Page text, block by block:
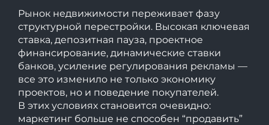
Рынок недвижимости переживает фазу
структурной перестройки. Высокая ключевая
ставка, депозитная пауза, проектное
финансирование, динамические ставки
банков, усиление регулирования рекламы —
все это изменило не только экономику
проектов, но и поведение покупателей.
В этих условиях становится очевидно:
маркетинг больше не способен “продавить”